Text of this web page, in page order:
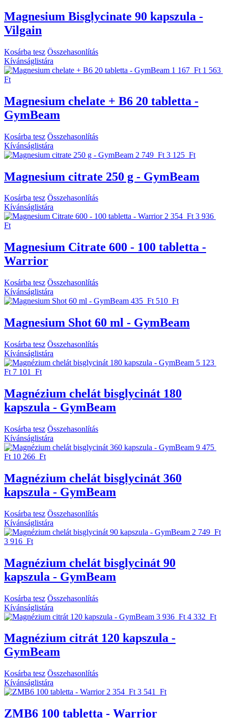
Magnesium Bisglycinate 90 kapszula -
Vilgain
Kosárba tesz Összehasonlítás
Kívánságlistára
1 167 Ft 1 563
Ft
Magnesium chelate + B6 20 tabletta -
GymBeam
Kosárba tesz Összehasonlítás
Kívánságlistára
2 749 Ft 3 125 Ft
Magnesium citrate 250 g - GymBeam
Kosárba tesz Összehasonlítás
Kívánságlistára
2 354 Ft 3 936
Ft
Magnesium Citrate 600 - 100 tabletta -
Warrior
Kosárba tesz Összehasonlítás
Kívánságlistára
435 Ft 510 Ft
Magnesium Shot 60 ml - GymBeam
Kosárba tesz Összehasonlítás
Kívánságlistára
5 123
Ft 7 101 Ft
Magnézium chelát bisglycinát 180
kapszula - GymBeam
Kosárba tesz Összehasonlítás
Kívánságlistára
9 475
Ft 10 266 Ft
Magnézium chelát bisglycinát 360
kapszula - GymBeam
Kosárba tesz Összehasonlítás
Kívánságlistára
2 749 Ft
3 916 Ft
Magnézium chelát bisglycinát 90
kapszula - GymBeam
Kosárba tesz Összehasonlítás
Kívánságlistára
3 936 Ft 4 332 Ft
Magnézium citrát 120 kapszula -
GymBeam
Kosárba tesz Összehasonlítás
Kívánságlistára
2 354 Ft 3 541 Ft
ZMB6 100 tabletta - Warrior